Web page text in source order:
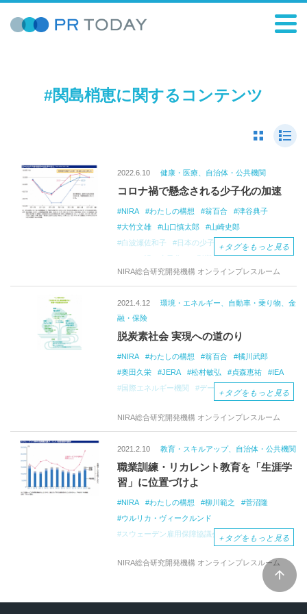
#関島梢恵に関するコンテンツ
2022.6.10 健康・医療、自治体・公共機関
コロナ禍で懸念される少子化の加速
NIRA わたしの構想 翁百合
津谷典子
大竹文雄
山口慎太郎
山崎史郎
白波瀬佐和子
日本の少子化
少子化問題
コロナ禍の少子化への影響
日本の出生数
合計特殊出生率
希望出生率
人口学
人口減少
行動経済学 少子化対策
若者重視
ジェンダーギャップの解消
テレワーク
男性の育児・家事参加
子育て支援
子ども支援
児童手当
待機児童解消
子ども・家族政策
ミュルダール
予防的社会政策
包括的な人への投資
若者や女性が活躍できる社会
効率的な人材育成モデル
関島梢恵 北島あゆみ
＋ タグをもっと見る
NIRA総合研究開発機構 オンラインプレスルーム
2021.4.12
環境・エネルギー、自動車・乗り物、金
融・保険
脱炭素社会 実現への道のり
NIRA わたしの構想 翁百合
橘川武郎
奥田久栄
JERA 松村敏弘 貞森恵祐
IEA
国際エネルギー機関
デービッド・ロー
脱炭素社会
カーボンニュートラル
CO2
グリーン成長戦略
エネルギー基本計画
電源構成
再生可能エネルギー
脱炭素火力
ゼロエミッション火力
アンモニア発電
水素発電
カーボンプライシング
炭素税
オーストラリア
グリーン水素
低炭素水素
水素サプライチェーン
＋ タグをもっと見る
NIRA総合研究開発機構 オンラインプレスルーム
2021.2.10 教育・スキルアップ、自治体・公共機関
職業訓練・リカレント教育を「生涯学
習」に位置づけよ
NIRA わたしの構想 柳川範之
菅沼隆
ウルリカ・ヴィークルンド
スウェーデン雇用保障協議会
TRR
スキルズフューチャー・
シンガポール
茨城大学リカレント教育
＋ タグをもっと見る
NIRA総合研究開発機構 オンラインプレスルーム